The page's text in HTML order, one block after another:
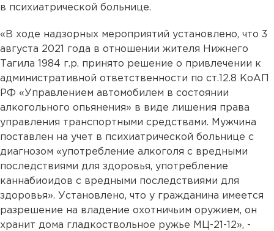
в психиатрической больнице.
«В ходе надзорных мероприятий установлено, что 3
августа 2021 года в отношении жителя Нижнего
Тагила 1984 г.р. принято решение о привлечении к
административной ответственности по ст.12.8 КоАП
РФ «Управлением автомобилем в состоянии
алкогольного опьянения» в виде лишения права
управления транспортными средствами. Мужчина
поставлен на учет в психиатрической больнице с
диагнозом «употребление алкоголя с вредными
последствиями для здоровья, употребление
каннабиоидов с вредными последствиями для
здоровья». Установлено, что у гражданина имеется
разрешение на владение охотничьим оружием, он
хранит дома гладкоствольное ружье МЦ-21-12», -